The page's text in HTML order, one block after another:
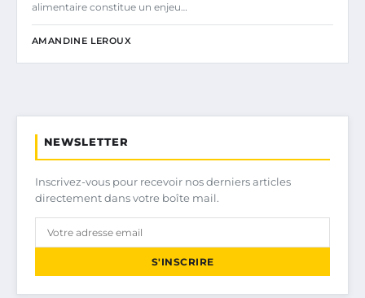
alimentaire constitue un enjeu…
AMANDINE LEROUX
NEWSLETTER
Inscrivez-vous pour recevoir nos derniers articles
directement dans votre boîte mail.
S'INSCRIRE